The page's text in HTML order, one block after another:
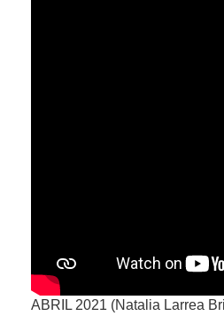
ABRIL 2021 (Natalia Larrea